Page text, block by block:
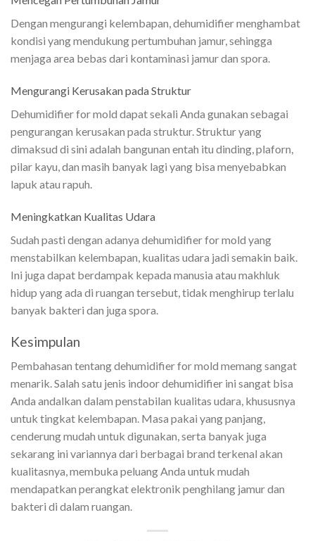
Dengan mengurangi kelembapan, dehumidifier menghambat
kondisi yang mendukung pertumbuhan jamur, sehingga
menjaga area bebas dari kontaminasi jamur dan spora.
Mengurangi Kerusakan pada Struktur
Dehumidifier for mold dapat sekali Anda gunakan sebagai
pengurangan kerusakan pada struktur. Struktur yang
dimaksud di sini adalah bangunan entah itu dinding, plaforn,
pilar kayu, dan masih banyak lagi yang bisa menyebabkan
lapuk atau rapuh.
Meningkatkan Kualitas Udara
Sudah pasti dengan adanya dehumidifier for mold yang
menstabilkan kelembapan, kualitas udara jadi semakin baik.
Ini juga dapat berdampak kepada manusia atau makhluk
hidup yang ada di ruangan tersebut, tidak menghirup terlalu
banyak bakteri dan juga spora.
Kesimpulan
Pembahasan tentang dehumidifier for mold memang sangat
menarik. Salah satu jenis indoor dehumidifier ini sangat bisa
Anda andalkan dalam penstabilan kualitas udara, khususnya
untuk tingkat kelembapan. Masa pakai yang panjang,
cenderung mudah untuk digunakan, serta banyak juga
sekarang ini variannya dari berbagai brand terkenal akan
kualitasnya, membuka peluang Anda untuk mudah
mendapatkan perangkat elektronik penghilang jamur dan
bakteri di dalam ruangan.